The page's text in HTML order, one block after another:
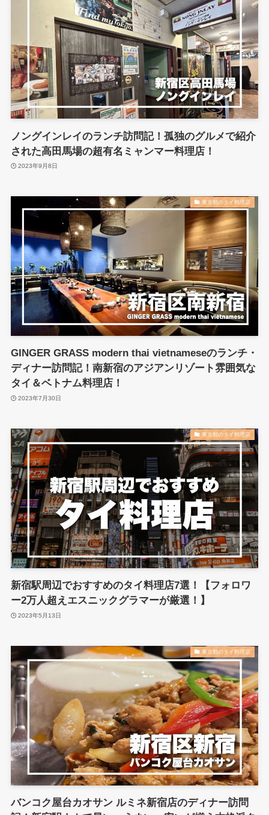
ノングインレイのランチ訪問記！孤独のグルメで紹介
された高田馬場の超有名ミャンマー料理店！
2023年9月8日
東京都のタイ料理店
GINGER GRASS modern thai vietnameseのランチ・
ディナー訪問記！南新宿のアジアンリゾート雰囲気な
タイ＆ベトナム料理店！
2023年7月30日
東京都のタイ料理店
新宿駅周辺でおすすめのタイ料理店7選！【フォロワ
ー2万人超えエスニックグラマーが厳選！】
2023年5月13日
東京都のタイ料理店
バンコク屋台カオサン ルミネ新宿店のディナー訪問